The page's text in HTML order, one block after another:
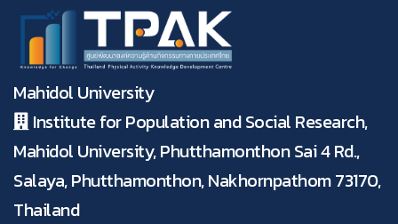
Mahidol University
Institute for Population and Social Research,
Mahidol University, Phutthamonthon Sai 4 Rd.,
Salaya, Phutthamonthon, Nakhornpathom 73170,
Thailand